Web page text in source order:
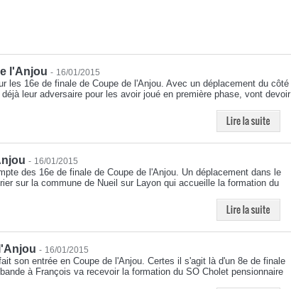
l'Anjou - 16/01/2015
les 16e de finale de Coupe de l'Anjou. Avec un déplacement du côté
leur adversaire pour les avoir joué en première phase, vont devoir
- 16/01/2015
des 16e de finale de Coupe de l'Anjou. Un déplacement dans le
sur la commune de Nueil sur Layon qui accueille la formation du
- 16/01/2015
son entrée en Coupe de l'Anjou. Certes il s'agit là d'un 8e de finale
à François va recevoir la formation du SO Cholet pensionnaire